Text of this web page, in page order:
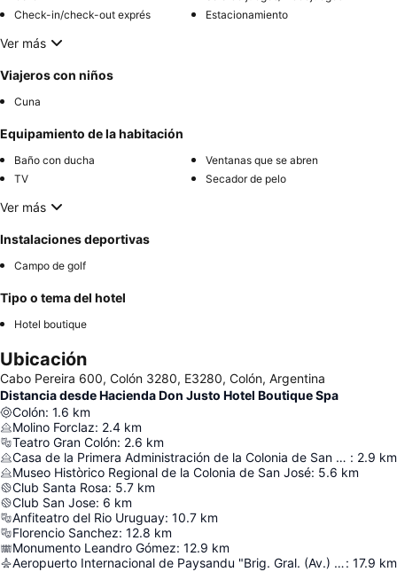
Check-in/check-out exprés
Estacionamiento
Ver más
Viajeros con niños
Cuna
Equipamiento de la habitación
Baño con ducha
Ventanas que se abren
TV
Secador de pelo
Ver más
Instalaciones deportivas
Campo de golf
Tipo o tema del hotel
Hotel boutique
Ubicación
Cabo Pereira 600, Colón 3280, E3280, Colón, Argentina
Distancia desde Hacienda Don Justo Hotel Boutique Spa
Colón: 1.6 km
Molino Forclaz: 2.4 km
Teatro Gran Colón: 2.6 km
Casa de la Primera Administración de la Colonia de San José : 2.9 km
Museo Històrico Regional de la Colonia de San José: 5.6 km
Club Santa Rosa: 5.7 km
Club San Jose: 6 km
Anfiteatro del Rio Uruguay: 10.7 km
Florencio Sanchez: 12.8 km
Monumento Leandro Gómez: 12.9 km
Aeropuerto Internacional de Paysandu "Brig. Gral. (Av.) Tydeo Larre Borges": 17.9 km